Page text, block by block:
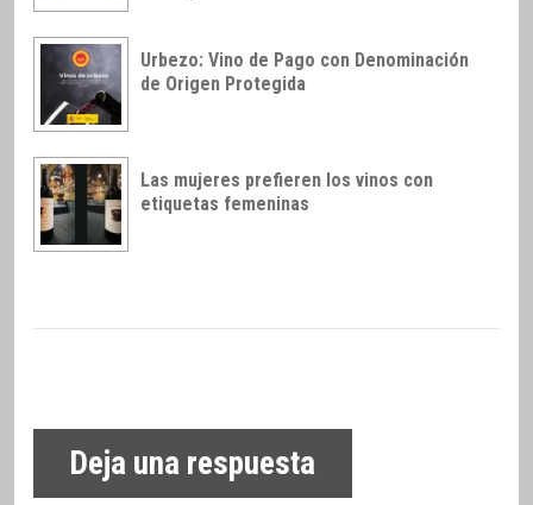
Urbezo: Vino de Pago con Denominación
de Origen Protegida
Las mujeres prefieren los vinos con
etiquetas femeninas
Deja una respuesta